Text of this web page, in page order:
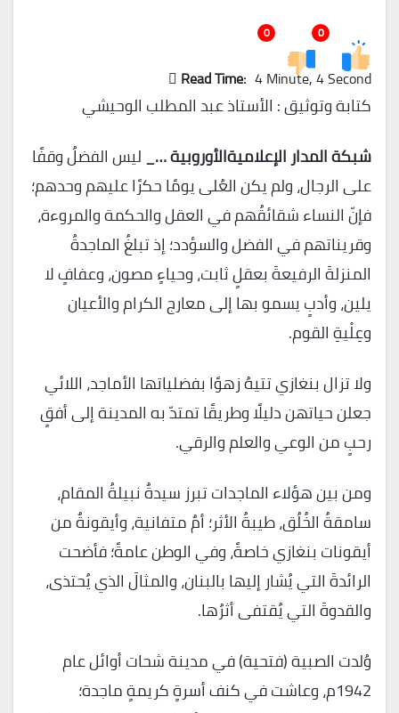
0
0
Read Time: 4 Minute, 4 Second
كتابة وتوثيق : الأستاذ عبد المطلب الوحيشي
شبكة المدار الإعلاميةالأوروبية …_ليس الفضلُ وقفًا
على الرجال، ولم يكن العُلى يومًا حكرًا عليهم وحدهم؛
فإنّ النساء شقائقُهم في العقل والحكمة والمروءة،
وقريناتهم في الفضل والسؤدد؛ إذ تبلغُ الماجدةُ
المنزلةَ الرفيعةَ بعقلٍ ثابت، وحياءٍ مصون، وعفافٍ لا
يلين، وأدبٍ يسمو بها إلى معارج الكرام والأعيان
وعِلْيةِ القوم.
ولا تزال بنغازي تتيهُ زهوًا بفضلياتها الأماجد، اللائي
جعلن حياتهن دليلًا وطريقًا تمتدّ به المدينة إلى أفقٍ
رحبٍ من الوعي والعلم والرقي.
ومن بين هؤلاء الماجدات تبرز سيدةٌ نبيلةُ المقام،
سامقةُ الخُلُق، طيبةُ الأثر؛ أمٌ متفانية، وأيقونةٌ من
أيقونات بنغازي خاصةً، وفي الوطن عامةً؛ فأضحت
الرائدةَ التي يُشار إليها بالبنان، والمثالَ الذي يُحتذى،
والقدوةَ التي يُقتفى أثرُها.
وُلدت الصبية (فتحية) في مدينة شحات أوائل عام
1942م، وعاشت في كنف أسرةٍ كريمةٍ ماجدة؛